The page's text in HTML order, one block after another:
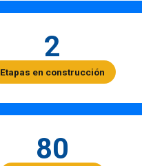
2
Etapas en construcción
80